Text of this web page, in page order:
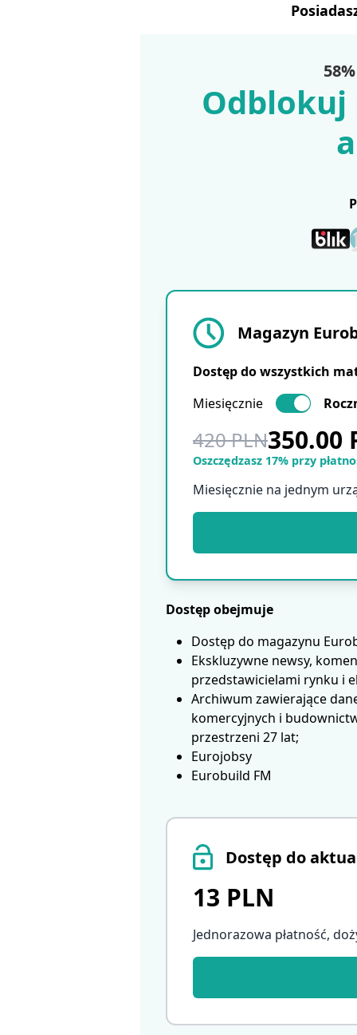
Odblokuj
Dostęp do
13 PLN
Jednorazowa płatność,
Magazyn
Dostęp do wszystkich
Miesięcznie
420 PLN350.00
Oszczędzasz 17% przy
Miesięcznie na jednym
Dostęp obejmuje
Dostęp do magazynu
Ekskluzywne newsy,
przedstawicielami rynku i
Archiwum zawierające
komercyjnych i
przestrzeni 27 lat;
Eurojobsy
Eurobuild FM